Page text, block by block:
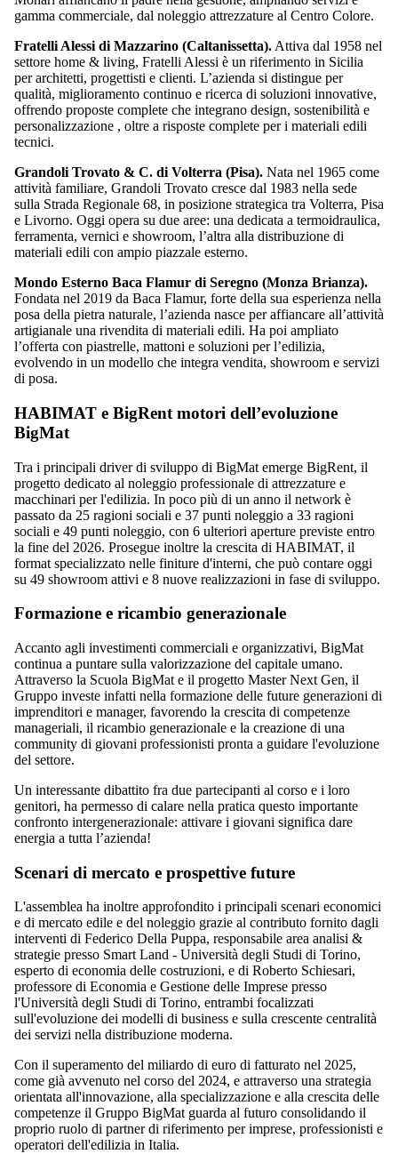
gamma commerciale, dal noleggio attrezzature al Centro Colore.
Fratelli Alessi di Mazzarino (Caltanissetta). Attiva dal 1958 nel
settore home & living, Fratelli Alessi è un riferimento in Sicilia
per architetti, progettisti e clienti. L’azienda si distingue per
qualità, miglioramento continuo e ricerca di soluzioni innovative,
offrendo proposte complete che integrano design, sostenibilità e
personalizzazione , oltre a risposte complete per i materiali edili
tecnici.
Grandoli Trovato & C. di Volterra (Pisa). Nata nel 1965 come
attività familiare, Grandoli Trovato cresce dal 1983 nella sede
sulla Strada Regionale 68, in posizione strategica tra Volterra, Pisa
e Livorno. Oggi opera su due aree: una dedicata a termoidraulica,
ferramenta, vernici e showroom, l’altra alla distribuzione di
materiali edili con ampio piazzale esterno.
Mondo Esterno Baca Flamur di Seregno (Monza Brianza).
Fondata nel 2019 da Baca Flamur, forte della sua esperienza nella
posa della pietra naturale, l’azienda nasce per affiancare all’attività
artigianale una rivendita di materiali edili. Ha poi ampliato
l’offerta con piastrelle, mattoni e soluzioni per l’edilizia,
evolvendo in un modello che integra vendita, showroom e servizi
di posa.
HABIMAT e BigRent motori dell’evoluzione
BigMat
Tra i principali driver di sviluppo di BigMat emerge BigRent, il
progetto dedicato al noleggio professionale di attrezzature e
macchinari per l'edilizia. In poco più di un anno il network è
passato da 25 ragioni sociali e 37 punti noleggio a 33 ragioni
sociali e 49 punti noleggio, con 6 ulteriori aperture previste entro
la fine del 2026. Prosegue inoltre la crescita di HABIMAT, il
format specializzato nelle finiture d'interni, che può contare oggi
su 49 showroom attivi e 8 nuove realizzazioni in fase di sviluppo.
Formazione e ricambio generazionale
Accanto agli investimenti commerciali e organizzativi, BigMat
continua a puntare sulla valorizzazione del capitale umano.
Attraverso la Scuola BigMat e il progetto Master Next Gen, il
Gruppo investe infatti nella formazione delle future generazioni di
imprenditori e manager, favorendo la crescita di competenze
manageriali, il ricambio generazionale e la creazione di una
community di giovani professionisti pronta a guidare l'evoluzione
del settore.
Un interessante dibattito fra due partecipanti al corso e i loro
genitori, ha permesso di calare nella pratica questo importante
confronto intergenerazionale: attivare i giovani significa dare
energia a tutta l’azienda!
Scenari di mercato e prospettive future
L'assemblea ha inoltre approfondito i principali scenari economici
e di mercato edile e del noleggio grazie al contributo fornito dagli
interventi di Federico Della Puppa, responsabile area analisi &
strategie presso Smart Land - Università degli Studi di Torino,
esperto di economia delle costruzioni, e di Roberto Schiesari,
professore di Economia e Gestione delle Imprese presso
l'Università degli Studi di Torino, entrambi focalizzati
sull'evoluzione dei modelli di business e sulla crescente centralità
dei servizi nella distribuzione moderna.
Con il superamento del miliardo di euro di fatturato nel 2025,
come già avvenuto nel corso del 2024, e attraverso una strategia
orientata all'innovazione, alla specializzazione e alla crescita delle
competenze il Gruppo BigMat guarda al futuro consolidando il
proprio ruolo di partner di riferimento per imprese, professionisti e
operatori dell'edilizia in Italia.